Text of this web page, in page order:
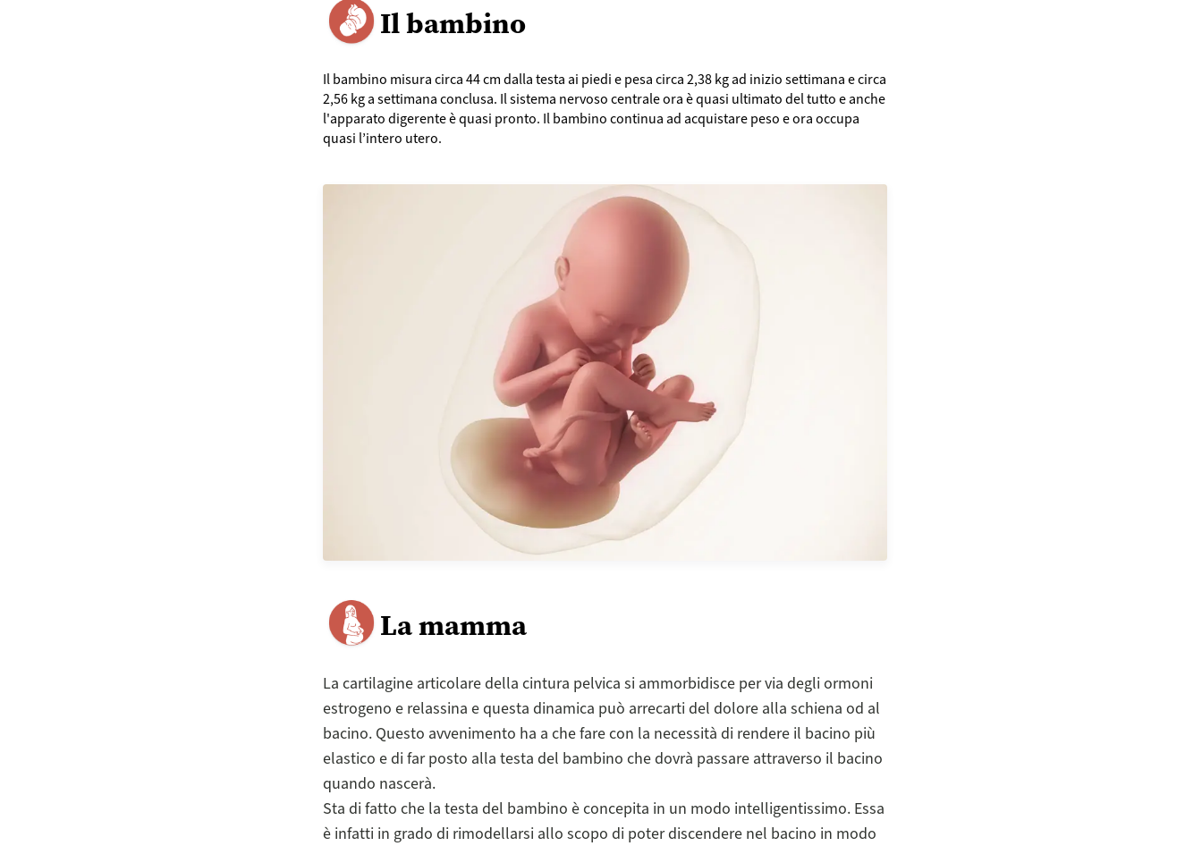
Il bambino
Il bambino misura circa 44 cm dalla testa ai piedi e pesa circa 2,38 kg ad inizio settimana e circa
2,56 kg a settimana conclusa. Il sistema nervoso centrale ora è quasi ultimato del tutto e anche
l'apparato digerente è quasi pronto. Il bambino continua ad acquistare peso e ora occupa
quasi l’intero utero.
La mamma
La cartilagine articolare della cintura pelvica si ammorbidisce per via degli ormoni
estrogeno e relassina e questa dinamica può arrecarti del dolore alla schiena od al
bacino. Questo avvenimento ha a che fare con la necessità di rendere il bacino più
elastico e di far posto alla testa del bambino che dovrà passare attraverso il bacino
quando nascerà.
Sta di fatto che la testa del bambino è concepita in un modo intelligentissimo. Essa
è infatti in grado di rimodellarsi allo scopo di poter discendere nel bacino in modo